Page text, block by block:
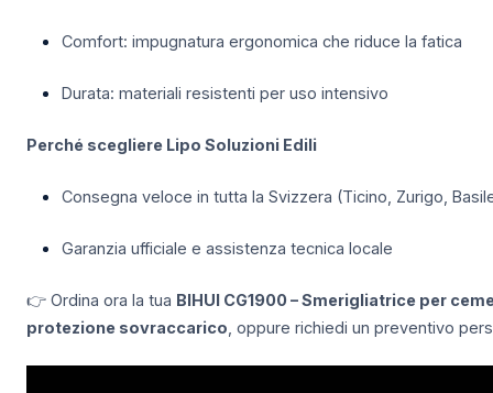
Comfort: impugnatura ergonomica che riduce la fatica
Durata: materiali resistenti per uso intensivo
Perché scegliere Lipo Soluzioni Edili
Consegna veloce in tutta la Svizzera (Ticino, Zurigo,
Garanzia ufficiale e assistenza tecnica locale
👉 Ordina ora la tua BIHUI CG1900 – Smerigliatrice per
protezione sovraccarico , oppure richiedi un preventivo